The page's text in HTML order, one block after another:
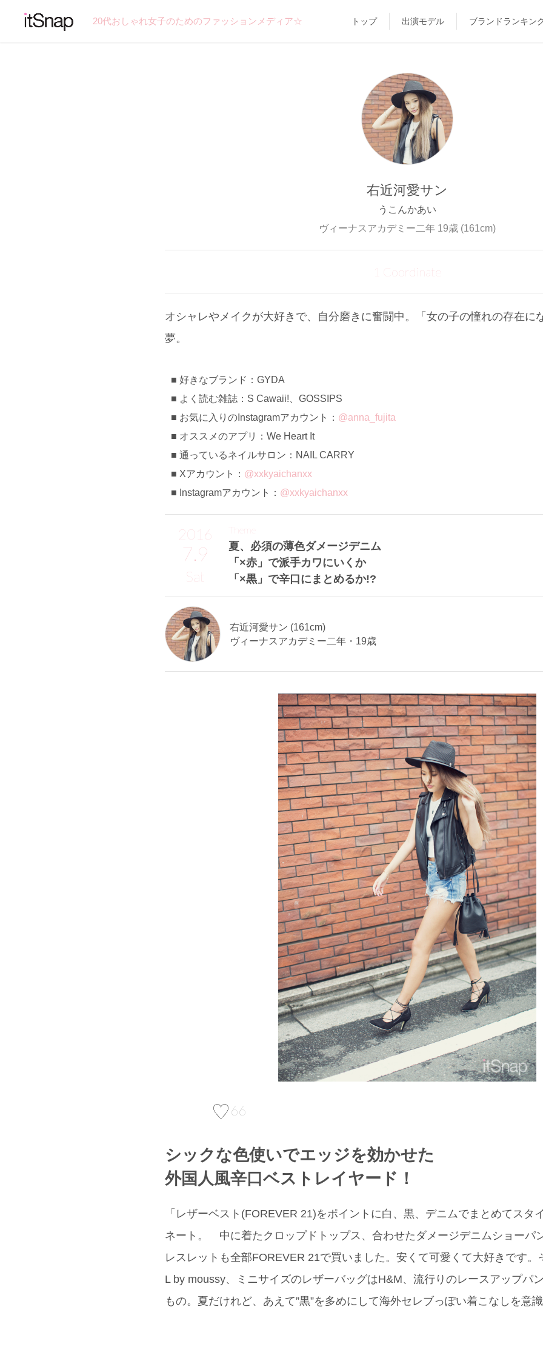
20代おしゃれ女子のためのファッションメディア☆ トップ 出演モデル ブランドランキン
右近河愛サン
うこんかあい
ヴィーナスアカデミー二年 19歳 (161cm)
1 Coordinate
オシャレやメイクが大好きで、自分磨きに奮闘中。「女の子の憧れの存在に
夢。
好きなブランド：GYDA
よく読む雑誌：S Cawaii!、GOSSIPS
お気に入りのInstagramアカウント： @anna_fujita
オススメのアプリ：We Heart It
通っているネイルサロン：NAIL CARRY
Xアカウント： @xxkyaichanxx
Instagramアカウント： @xxkyaichanxx
2016
7.9
Sat
夏、必須の薄色ダメージデニム
「×赤」で派手カワにいくか
「×黒」で辛口にまとめるか!?
Theme
右近河愛サン (161cm)
ヴィーナスアカデミー二年・19歳
66
シックな色使いでエッジを効かせた
外国人風辛口ベストレイヤード！
「レザーベスト(FOREVER 21)をポイントに白、黒、デニムでまとめてスタ
ネート。 中に着たクロップドトップス、合わせたダメージデニムショーパ
レスレットも全部FOREVER 21で買いました。安くて可愛くて大好きです。
L by moussy、ミニサイズのレザーバッグはH&M、流行りのレースアップパ
もの。夏だけれど、あえて”黒”を多めにして海外セレブっぽい着こなしを意